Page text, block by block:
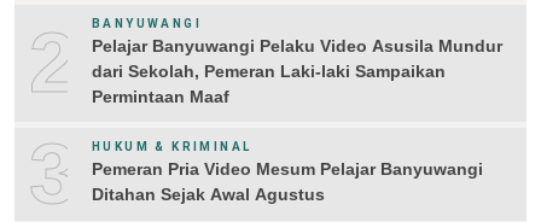
2 BANYUWANGI
Pelajar Banyuwangi Pelaku Video Asusila Mundur
dari Sekolah, Pemeran Laki-laki Sampaikan
Permintaan Maaf
3 HUKUM & KRIMINAL
Pemeran Pria Video Mesum Pelajar Banyuwangi
Ditahan Sejak Awal Agustus